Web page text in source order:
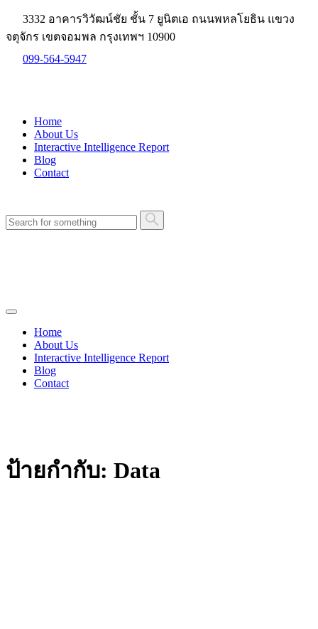
3332 อาคารวิวัฒน์ชัย ชั้น 7 ยูนิตเอ ถนนพหลโยธิน แขวง
จตุจักร เขตจอมพล กรุงเทพฯ 10900
099-564-5947
Home
About Us
Interactive Intelligence Report
Blog
Contact
Home
About Us
Interactive Intelligence Report
Blog
Contact
ป้ายกำกับ: Data